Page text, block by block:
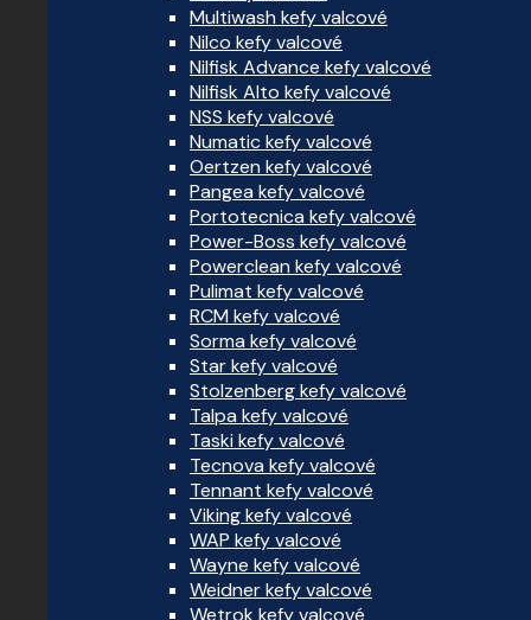
Multiwash kefy valcové
Nilco kefy valcové
Nilfisk Advance kefy valcové
Nilfisk Alto kefy valcové
NSS kefy valcové
Numatic kefy valcové
Oertzen kefy valcové
Pangea kefy valcové
Portotecnica kefy valcové
Power-Boss kefy valcové
Powerclean kefy valcové
Pulimat kefy valcové
RCM kefy valcové
Sorma kefy valcové
Star kefy valcové
Stolzenberg kefy valcové
Talpa kefy valcové
Taski kefy valcové
Tecnova kefy valcové
Tennant kefy valcové
Viking kefy valcové
WAP kefy valcové
Wayne kefy valcové
Weidner kefy valcové
Wetrok kefy valcové